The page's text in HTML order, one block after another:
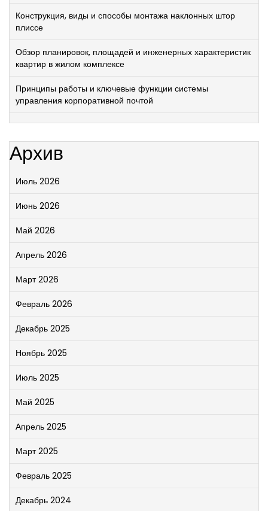
Конструкция, виды и способы монтажа наклонных штор
плиссе
Обзор планировок, площадей и инженерных характеристик
квартир в жилом комплексе
Принципы работы и ключевые функции системы
управления корпоративной почтой
Архив
Июль 2026
Июнь 2026
Май 2026
Апрель 2026
Март 2026
Февраль 2026
Декабрь 2025
Ноябрь 2025
Июль 2025
Май 2025
Апрель 2025
Март 2025
Февраль 2025
Декабрь 2024